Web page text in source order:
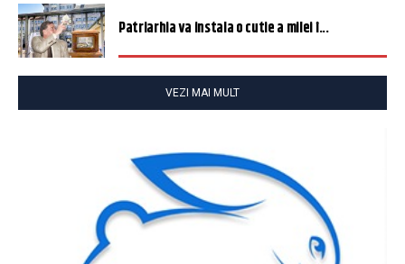
Patriarhia va instala o cutie a milei î...
VEZI MAI MULT